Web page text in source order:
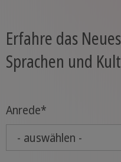
Erfahre das
Sprachen und
Anrede*